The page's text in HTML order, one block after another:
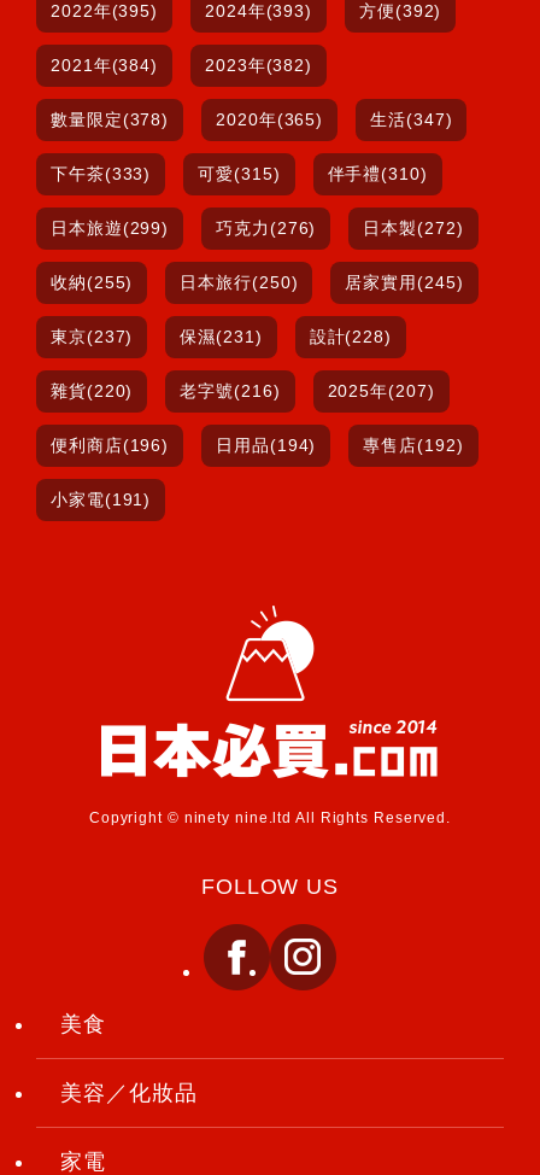
2022年(395) 2024年(393) 方便(392)
2021年(384) 2023年(382)
數量限定(378) 2020年(365) 生活(347)
下午茶(333) 可愛(315) 伴手禮(310)
日本旅遊(299) 巧克力(276) 日本製(272)
收納(255) 日本旅行(250) 居家實用(245)
東京(237) 保濕(231) 設計(228)
雜貨(220) 老字號(216) 2025年(207)
便利商店(196) 日用品(194) 專售店(192)
小家電(191)
Copyright © ninety nine.ltd All Rights Reserved.
FOLLOW US
美食
美容／化妝品
家電